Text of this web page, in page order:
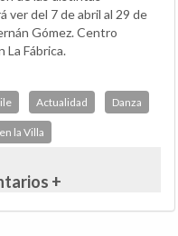
ver del 7 de abril al 29 de
Gómez. Centro
La Fábrica.
Actualidad Danza
la Villa
+